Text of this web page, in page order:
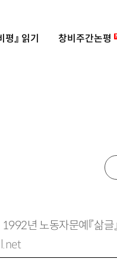
평』 읽기 창비주간논평
년 노동자문예『삶글